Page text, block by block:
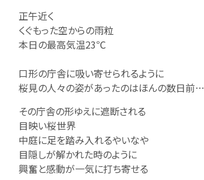
正午近く
空からの雨粒
高気温23℃
吸い寄せられるように
姿があったのはほんの数日前…
形ゆえに遮断される
世界
踏み入れるやいなや
かれた時のように
が一気に打ち寄せる